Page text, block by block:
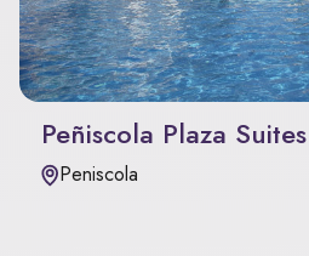
Peñiscola Plaza Suites
Peniscola